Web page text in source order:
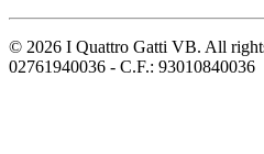
© 2026 I Quattro Gatti VB. All
02761940036 - C.F.: 93010840036